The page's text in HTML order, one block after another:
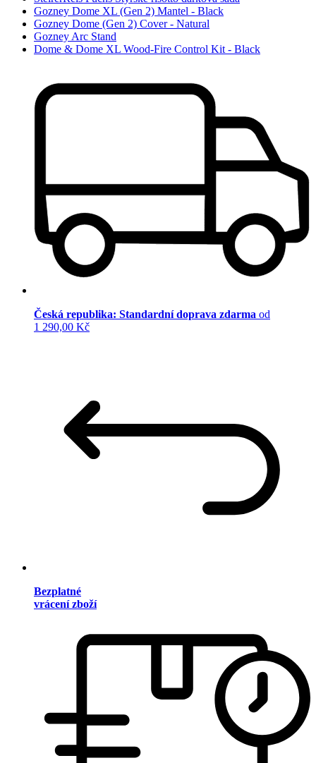
Gozney Dome XL (Gen 2) Mantel - Black
Gozney Dome (Gen 2) Cover - Natural
Gozney Arc Stand
Dome & Dome XL Wood-Fire Control Kit - Black
Česká republika: Standardní doprava zdarma od
1 290,00 Kč
Bezplatné
vrácení zboží